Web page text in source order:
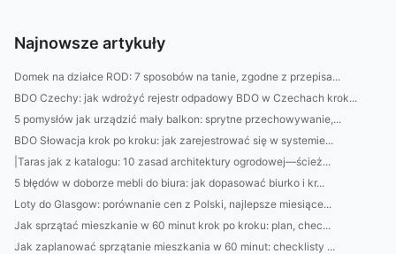
Najnowsze artykuły
Domek na działce ROD: 7 sposobów na tanie, zgodne z przepisa...
BDO Czechy: jak wdrożyć rejestr odpadowy BDO w Czechach krok...
5 pomysłów jak urządzić mały balkon: sprytne przechowywanie,...
BDO Słowacja krok po kroku: jak zarejestrować się w systemie...
|Taras jak z katalogu: 10 zasad architektury ogrodowej—ścież...
5 błędów w doborze mebli do biura: jak dopasować biurko i kr...
Loty do Glasgow: porównanie cen z Polski, najlepsze miesiące...
Jak sprzątać mieszkanie w 60 minut krok po kroku: plan, chec...
Jak zaplanować sprzątanie mieszkania w 60 minut: checklisty ...